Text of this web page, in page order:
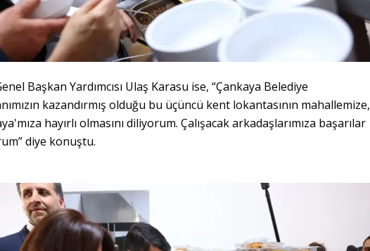
Başkan Yardımcısı Ulaş Karasu ise, “Çankaya Belediye
kazandırmış olduğu bu üçüncü kent lokantasının mahallemize,
hayırlı olmasını diliyorum. Çalışacak arkadaşlarımıza başarılar
diye konuştu.